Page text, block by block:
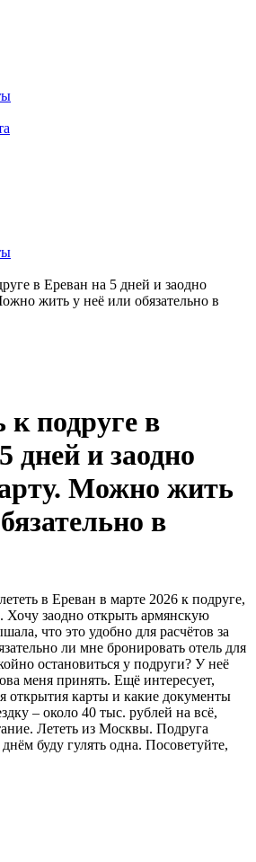
в Ереван на 5 дней и заодно
жить у неё или обязательно в
подруге в
дней и заодно
Можно жить
в
в Ереван в марте 2026 к подруге,
Хочу заодно открыть армянскую
что это удобно для расчётов за
ли мне бронировать отель для
остановиться у подруги? У неё
меня принять. Ещё интересует,
открытия карты и какие документы
– около 40 тыс. рублей на всё,
Лететь из Москвы. Подруга
буду гулять одна. Посоветуйте,